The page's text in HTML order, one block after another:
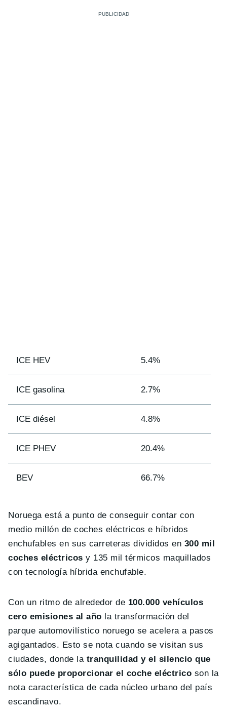
ICE HEV 5.4%
ICE gasolina 2.7%
ICE diésel 4.8%
ICE PHEV 20.4%
BEV 66.7%
Noruega está a punto de conseguir contar con
medio millón de coches eléctricos e híbridos
enchufables en sus carreteras divididos en 300 mil
coches eléctricos y 135 mil térmicos maquillados
con tecnología híbrida enchufable.
Con un ritmo de alrededor de 100.000 vehículos
cero emisiones al año la transformación del
parque automovilístico noruego se acelera a pasos
agigantados. Esto se nota cuando se visitan sus
ciudades, donde latranquilidad y el silencio que
sólo puede proporcionar el coche eléctrico son la
nota característica de cada núcleo urbano del país
escandinavo.